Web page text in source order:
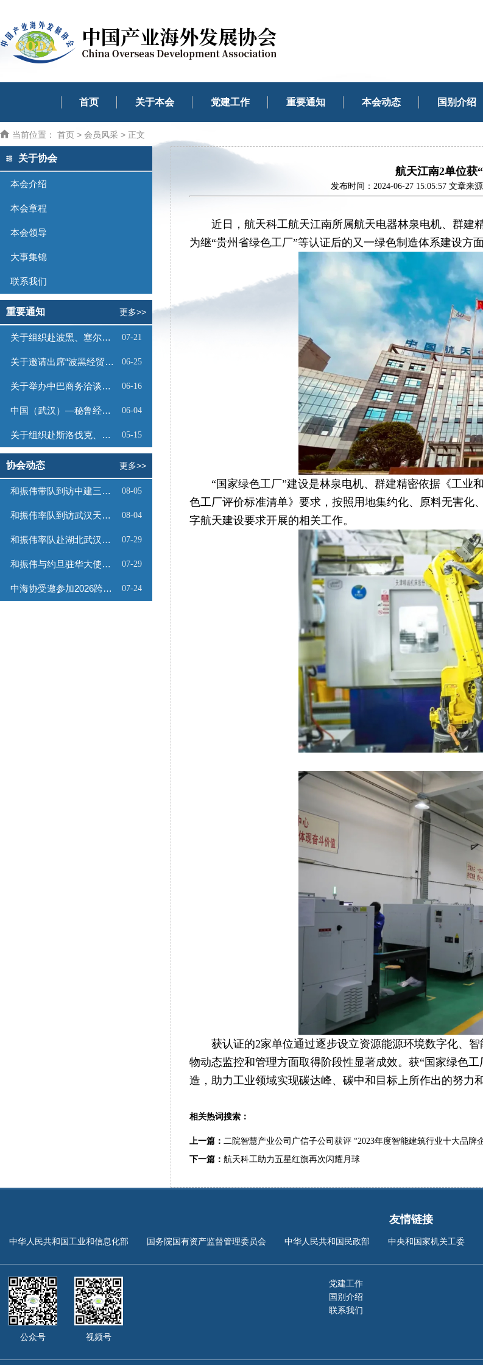
首页 关于本会 党建工作 重要通知 本会动态 国别介绍
当前位置： 首页 > 会员风采 > 正文
关于协会
本会介绍
本会章程
本会领导
大事集锦
联系我们
重要通知 更多>>
关于组织赴波黑、塞尔维亚商务考察的函 07-21
关于邀请出席“波黑经贸投资推介会”的函 06-25
关于举办中巴商务洽谈会的通知 06-16
中国（武汉）—秘鲁经贸合作推介会邀请函 06-04
关于组织赴斯洛伐克、奥地利商务考察的函 05-15
协会动态 更多>>
和振伟带队到访中建三局数字工程有限公司 08-05
和振伟率队到访武汉天源集团 08-04
和振伟率队赴湖北武汉调研 07-29
和振伟与约旦驻华大使会谈 07-29
中海协受邀参加2026跨境能源矿产出海专题路演会 07-24
航天江南2单位获
发布时间：2024-06-27 15:05:57 文章来
近日，航天科工航天江南所属航天电器林泉电机、群建
为继“贵州省绿色工厂”等认证后的又一绿色制造体系建设方
“国家绿色工厂”建设是林泉电机、群建精密依据《工业
色工厂评价标准清单》要求，按照用地集约化、原料无害
字航天建设要求开展的相关工作。
获认证的2家单位通过逐步设立资源能源环境数字化、智
物动态监控和管理方面取得阶段性显著成效。获“国家绿色
造，助力工业领域实现碳达峰、碳中和目标上所作出的努力
相关热词搜索：
上一篇： 二院智慧产业公司广信子公司获评 “2023年度智能建筑行业十大品牌
下一篇： 航天科工助力五星红旗再次闪耀月球
友情链接
中华人民共和国工业和信息化部 国务院国有资产监督管理委员会 中华人民共和国民政部 中央和国家机关工委
公众号 视频号
党建工作
国别介绍
联系我们